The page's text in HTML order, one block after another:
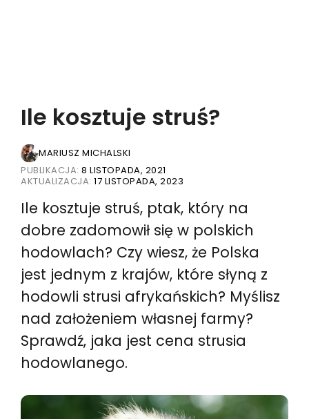
Ile kosztuje struś?
MARIUSZ MICHALSKI
PUBLIKACJA: 8 LISTOPADA, 2021
AKTUALIZACJA: 17 LISTOPADA, 2023
Ile kosztuje struś, ptak, który na
dobre zadomowił się w polskich
hodowlach? Czy wiesz, że Polska
jest jednym z krajów, które słyną z
hodowli strusi afrykańskich? Myślisz
nad założeniem własnej farmy?
Sprawdź, jaka jest cena strusia
hodowlanego.